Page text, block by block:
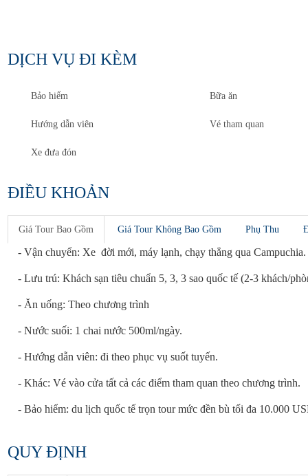
DỊCH VỤ ĐI KÈM
Bảo hiểm Bữa ăn
Hướng dẫn viên Vé tham quan
Xe đưa đón
ĐIỀU KHOẢN
Giá Tour Bao Gồm Giá Tour Không Bao Gồm Phụ Thu
- Vận chuyển: Xe đời mới, máy lạnh, chạy thẳng qua Campuchia.
- Lưu trú: Khách sạn tiêu chuẩn 5, 3, 3 sao quốc tế (2-3 khách/
- Ăn uống: Theo chương trình
- Nước suối: 1 chai nước 500ml/ngày.
- Hướng dẫn viên: đi theo phục vụ suốt tuyến.
- Khác: Vé vào cửa tất cả các điểm tham quan theo chương trình.
- Bảo hiểm: du lịch quốc tế trọn tour mức đền bù tối đa 10.000
QUY ĐỊNH